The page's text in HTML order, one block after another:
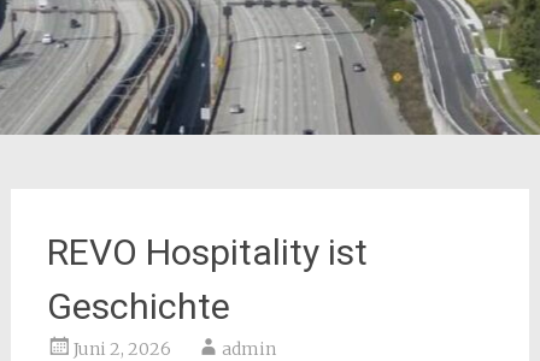
REVO Hospitality ist
Geschichte
Juni 2, 2026 admin